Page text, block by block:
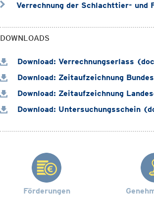
Verrechnung der Schlachttier- und
DOWNLOADS
Download: Verrechnungserlass
Download: Zeitaufzeichnung
Download: Zeitaufzeichnung
Download: Untersuchungsschein
Förderungen